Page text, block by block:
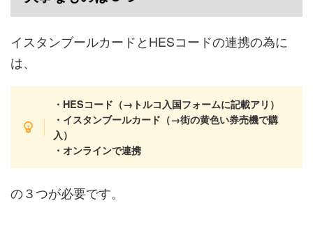
イスタンブールカードとHESコードの連携の為に
は、
・HESコード（→トルコ入国フォームに記載アリ）
・イスタンブールカード（→街の黄色い券売機で購
入）
・オンラインで連携
の３つが必要です。